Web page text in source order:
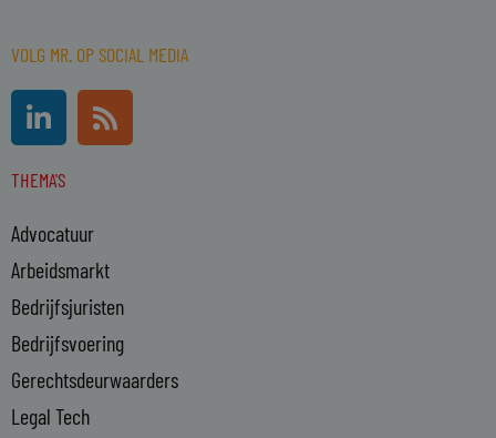
VOLG MR. OP SOCIAL MEDIA
L
i
k
d
i
n
-
i
n
R
s
THEMA'S
Advocatuur
Arbeidsmarkt
Bedrijfsjuristen
Bedrijfsvoering
Gerechtsdeurwaarders
Legal Tech